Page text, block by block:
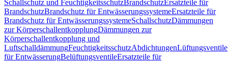
Schallschutz und FeuchtigkeitsschutzBrandschutzErsatzteile für
BrandschutzBrandschutz für EntwässerungssystemeErsatzteile für
Brandschutz für EntwässerungssystemeSchallschutzDämmungen
zur KörperschallentkopplungDämmungen zur
Körperschallentkopplung und
LuftschalldämmungFeuchtigkeitsschutzAbdichtungenLüftungsventile
für EntwässerungBelüftungsventileErsatzteile für